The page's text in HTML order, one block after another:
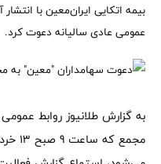
بیمه اتکایی ایران‌معین با
عمومی عادی سالیانه دعوت کرد.
به گزارش طلانیوز روابط